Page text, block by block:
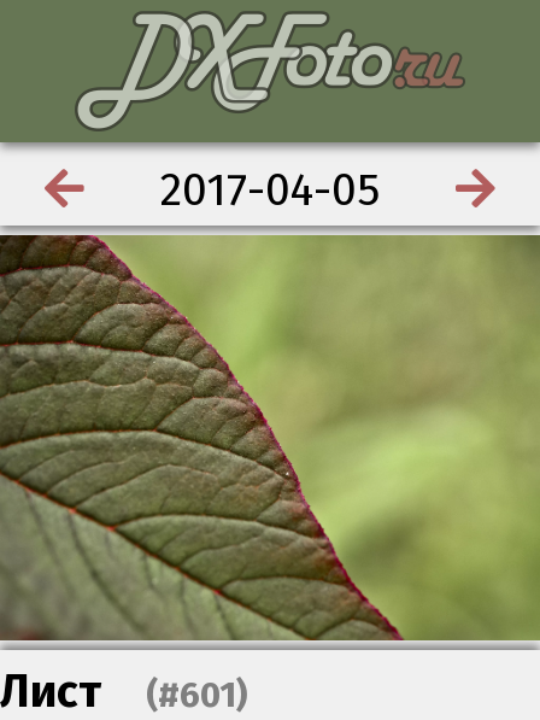
2017-04-05
Лист (#601)